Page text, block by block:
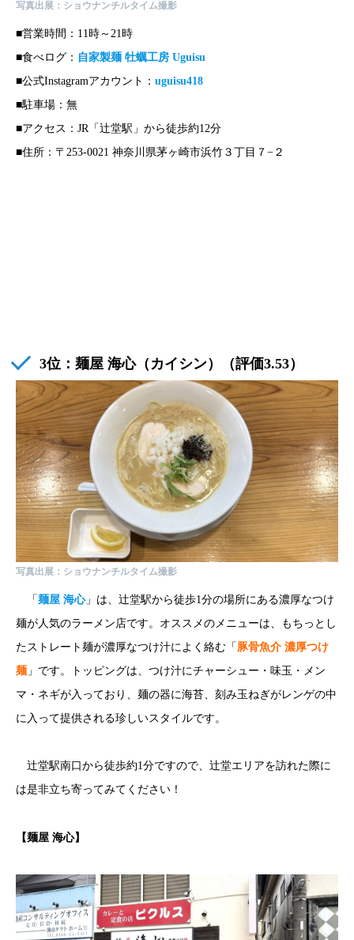
写真出展：ショウナンチルタイム撮影
■営業時間：11時～21時
■食べログ： 自家製麺 牡蠣工房 Uguisu
■公式Instagramアカウント： uguisu418
■駐車場：無
■アクセス：JR「辻堂駅」から徒歩約12分
■住所：〒253-0021 神奈川県茅ヶ崎市浜竹３丁目７−２
3位： 麺屋 海心（カイシン）（評価3.53）
写真出展：ショウナンチルタイム撮影
「麺屋 海心」は、辻堂駅から徒歩1分の場所にある濃厚なつけ
麺が人気のラーメン店です。オススメのメニューは、もちっとし
たストレート麺が濃厚なつけ汁によく絡む「 豚骨魚介 濃厚つけ
麺 」です。トッピングは、つけ汁にチャーシュー・味玉・メン
マ・ネギが入っており、麺の器に海苔、刻み玉ねぎがレンゲの中
に入って提供される珍しいスタイルです。
辻堂駅南口から徒歩約1分ですので、辻堂エリアを訪れた際に
は是非立ち寄ってみてください！
【麺屋 海心】